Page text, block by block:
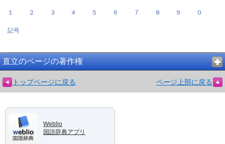
１ ２ ３ ４ ５ ６ ７ ８ ９ ０
記号
直立のページの著作権
トップページに戻る ページ上部に戻る
Weblio
国語辞典アプリ